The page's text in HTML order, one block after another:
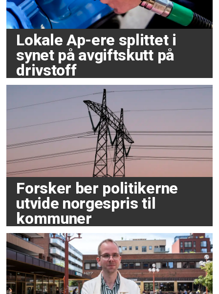
Lokale Ap-ere splittet i
synet på avgiftskutt på
drivstoff
Forsker ber politikerne
utvide norgespris til
kommuner